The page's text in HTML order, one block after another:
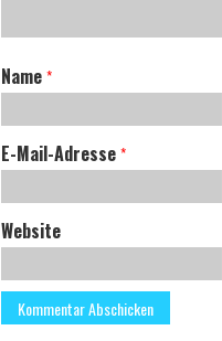
Name *
E-Mail-Adresse *
Website